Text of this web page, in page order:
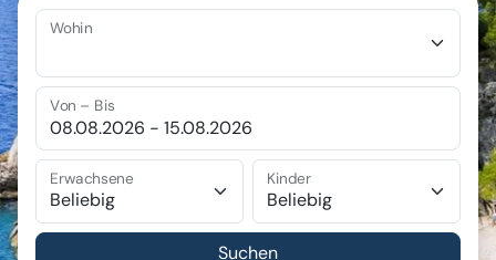
Wohin
Von – Bis
Erwachsene Kinder